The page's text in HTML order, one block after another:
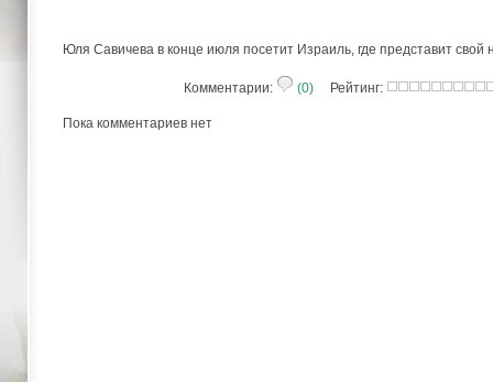
Юля Савичева в конце июля посетит Израиль, где представит
Комментарии: (0) Рейтинг:
Пока комментариев нет